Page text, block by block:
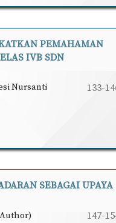
PEMAHAMAN
IVB SDN
Nursanti
133-
SEBAGAI UPAYA
147-